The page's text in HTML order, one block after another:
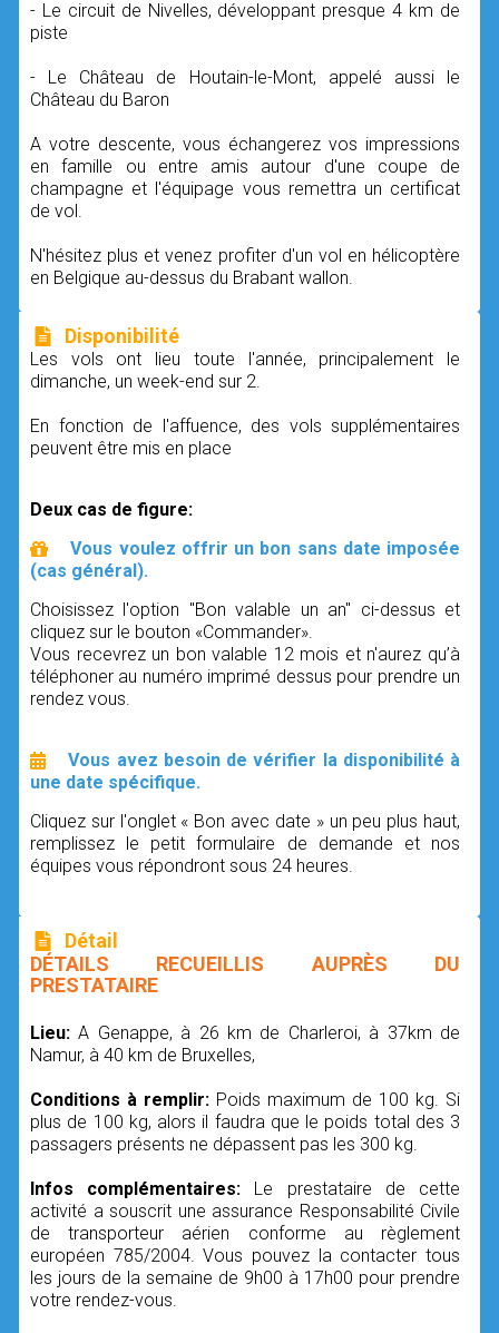
- Le circuit de Nivelles, développant presque 4 km de
piste
- Le Château de Houtain-le-Mont, appelé aussi le
Château du Baron
A votre descente, vous échangerez vos impressions
en famille ou entre amis autour d'une coupe de
champagne et l'équipage vous remettra un certificat
de vol.
N'hésitez plus et venez profiter d'un vol en hélicoptère
en Belgique au-dessus du Brabant wallon.
Disponibilité
Les vols ont lieu toute l'année, principalement le
dimanche, un week-end sur 2.
En fonction de l'affuence, des vols supplémentaires
peuvent être mis en place
Deux cas de figure:
Vous voulez offrir un bon sans date imposée
(cas général).
Choisissez l'option "Bon valable un an" ci-dessus et
cliquez sur le bouton «Commander».
Vous recevrez un bon valable 12 mois et n'aurez qu’à
téléphoner au numéro imprimé dessus pour prendre un
rendez vous.
Vous avez besoin de vérifier la disponibilité à
une date spécifique.
Cliquez sur l'onglet « Bon avec date » un peu plus haut,
remplissez le petit formulaire de demande et nos
équipes vous répondront sous 24 heures.
Détail
DÉTAILS RECUEILLIS AUPRÈS DU
PRESTATAIRE
Lieu:A Genappe, à 26 km de Charleroi, à 37km de
Namur, à 40 km de Bruxelles,
Conditions à remplir: Poids maximum de 100 kg. Si
plus de 100 kg, alors il faudra que le poids total des 3
passagers présents ne dépassent pas les 300 kg.
Infos complémentaires: Le prestataire de cette
activité a souscrit une assurance Responsabilité Civile
de transporteur aérien conforme au règlement
européen 785/2004. Vous pouvez la contacter tous
les jours de la semaine de 9h00 à 17h00 pour prendre
votre rendez-vous.